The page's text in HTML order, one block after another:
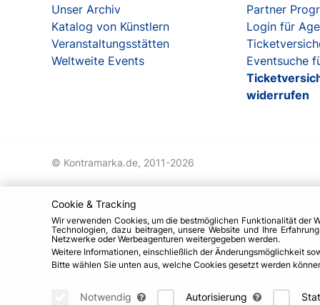
Unser Archiv
Katalog von Künstlern
Veranstaltungsstätten
Weltweite Events
Partner
Login für
Eventsuche
widerrufen
© Kontramarka.de, 2011-2026
Cookie & Tracking
Wir verwenden Cookies, um die bestmöglichen Funktionalität der
Technologien, dazu beitragen, unsere Website und Ihre
Netzwerke oder Werbeagenturen weitergegeben werden.
Weitere Informationen, einschließlich der Änderungsmöglichkeit
Bitte wählen Sie unten aus, welche Cookies gesetzt werden
Notwendig Autorisierung